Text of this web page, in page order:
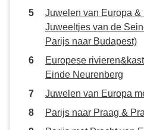
Juwelen van Europa &
Juweeltjes van de
Parijs naar Budapest)
Europese
Einde Neurenberg
Juwelen van Europa
Parijs naar Praag &